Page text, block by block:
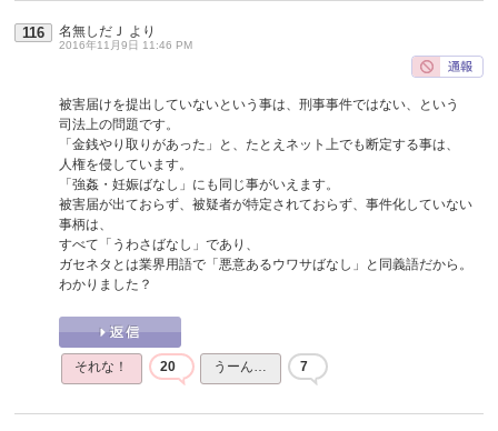
116 名無しだＪ より
2016年11月9日 11:46 PM
被害届けを提出していないという事は、刑事事件ではない、という
司法上の問題です。
「金銭やり取りがあった」と、たとえネット上でも断定する事は、
人権を侵しています。
「強姦・妊娠ばなし」にも同じ事がいえます。
被害届が出ておらず、被疑者が特定されておらず、事件化していない
事柄は、
すべて「うわさばなし」であり、
ガセネタとは業界用語で「悪意あるウワサばなし」と同義語だから。
わかりました？
それな！ 20 うーん… 7